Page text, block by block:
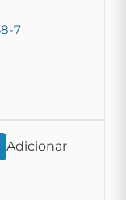
7
Adicionar